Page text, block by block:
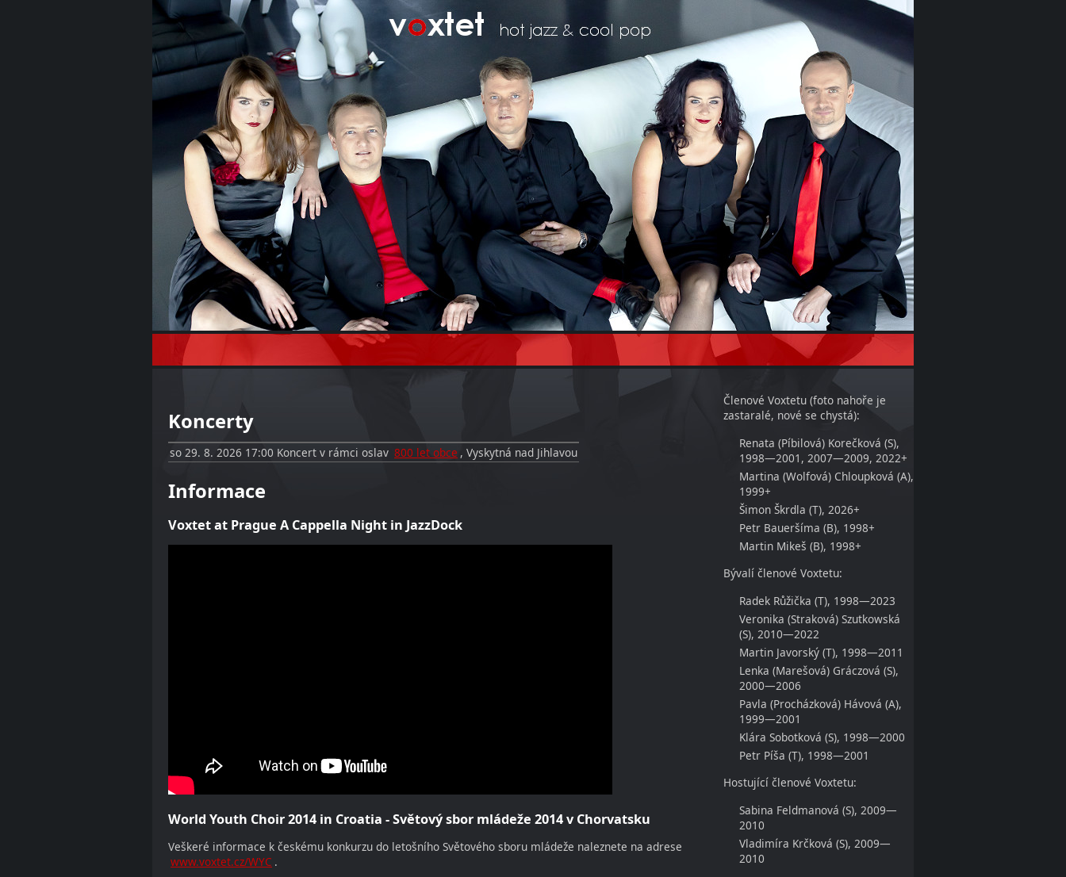
Koncerty
so 29. 8. 2026 17:00 Koncert v rámci oslav 800 let obce , Vyskytná nad Jihlavou
Členové Voxtetu (foto nahoře je
zastaralé, nové se chystá):
Renata (Píbilová) Korečková (S),
1998—2001, 2007—2009, 2022+
Martina (Wolfová) Chloupková (A),
1999+
Šimon Škrdla (T), 2026+
Petr Baueršíma (B), 1998+
Martin Mikeš (B), 1998+
Bývalí členové Voxtetu:
Radek Růžička (T), 1998—2023
Veronika (Straková) Szutkowská
(S), 2010—2022
Martin Javorský (T), 1998—2011
Lenka (Marešová) Gráczová (S),
2000—2006
Pavla (Procházková) Hávová (A),
1999—2001
Klára Sobotková (S), 1998—2000
Petr Píša (T), 1998—2001
Hostující členové Voxtetu:
Sabina Feldmanová (S), 2009—
2010
Vladimíra Krčková (S), 2009—
2010
Informace
Voxtet at Prague A Cappella Night in JazzDock
World Youth Choir 2014 in Croatia - Světový sbor mládeže 2014 v Chorvatsku
Veškeré informace k českému konkurzu do letošního Světového sboru mládeže naleznete na adrese
www.voxtet.cz/WYC .